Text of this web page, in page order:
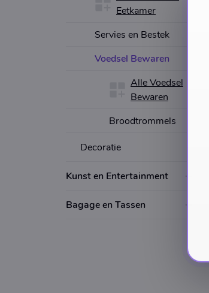
Eetkamer
Servies en Bestek
Voedsel Bewaren
Alle Voedsel
Bewaren
Broodtrommels
Decoratie
Kunst en Entertainment
Bagage en Tassen